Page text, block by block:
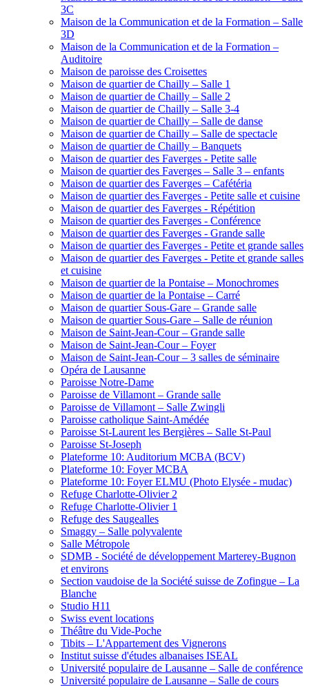
3C
Maison de la Communication et de la Formation – Salle
3D
Maison de la Communication et de la Formation –
Auditoire
Maison de paroisse des Croisettes
Maison de quartier de Chailly – Salle 1
Maison de quartier de Chailly – Salle 2
Maison de quartier de Chailly – Salle 3-4
Maison de quartier de Chailly – Salle de danse
Maison de quartier de Chailly – Salle de spectacle
Maison de quartier de Chailly – Banquets
Maison de quartier des Faverges - Petite salle
Maison de quartier des Faverges – Salle 3 – enfants
Maison de quartier des Faverges – Cafétéria
Maison de quartier des Faverges - Petite salle et cuisine
Maison de quartier des Faverges - Répétition
Maison de quartier des Faverges - Conférence
Maison de quartier des Faverges - Grande salle
Maison de quartier des Faverges - Petite et grande salles
Maison de quartier des Faverges - Petite et grande salles
et cuisine
Maison de quartier de la Pontaise – Monochromes
Maison de quartier de la Pontaise – Carré
Maison de quartier Sous-Gare – Grande salle
Maison de quartier Sous-Gare – Salle de réunion
Maison de Saint-Jean-Cour – Grande salle
Maison de Saint-Jean-Cour – Foyer
Maison de Saint-Jean-Cour – 3 salles de séminaire
Opéra de Lausanne
Paroisse Notre-Dame
Paroisse de Villamont – Grande salle
Paroisse de Villamont – Salle Zwingli
Paroisse catholique Saint-Amédée
Paroisse St-Laurent les Bergières – Salle St-Paul
Paroisse St-Joseph
Plateforme 10: Auditorium MCBA (BCV)
Plateforme 10: Foyer MCBA
Plateforme 10: Foyer ELMU (Photo Elysée - mudac)
Refuge Charlotte-Olivier 2
Refuge Charlotte-Olivier 1
Refuge des Saugealles
Smaggy – Salle polyvalente
Salle Métropole
SDMB - Société de développement Marterey-Bugnon
et environs
Section vaudoise de la Société suisse de Zofingue – La
Blanche
Studio H11
Swiss event locations
Théâtre du Vide-Poche
Tibits – L'Appartement des Vignerons
Institut suisse d'études albanaises ISEAL
Université populaire de Lausanne – Salle de conférence
Université populaire de Lausanne – Salle de cours